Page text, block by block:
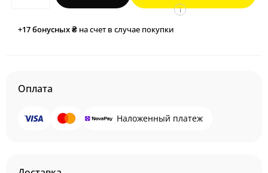
+17бонусных ₴ на счет в случае покупки
i
Оплата
Наложенный платеж